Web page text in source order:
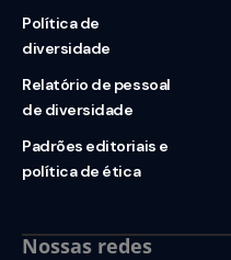
Política de
diversidade
Relatório de pessoal
de diversidade
Padrões editoriais e
política de ética
Nossas redes